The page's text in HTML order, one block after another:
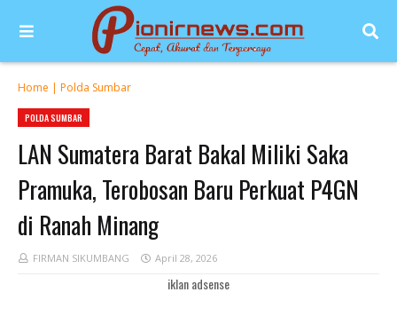
Home | Polda Sumbar
POLDA SUMBAR
LAN Sumatera Barat Bakal Miliki Saka
Pramuka, Terobosan Baru Perkuat P4GN
di Ranah Minang
FIRMAN SIKUMBANG April 28, 2026
iklan adsense